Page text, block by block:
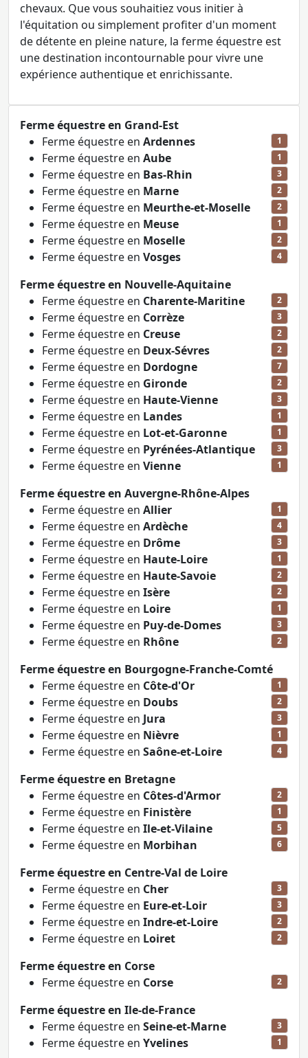
chevaux. Que vous souhaitiez vous initier à
l'équitation ou simplement profiter d'un moment
de détente en pleine nature, la ferme équestre est
une destination incontournable pour vivre une
expérience authentique et enrichissante.
Ferme équestre en Grand-Est
Ferme équestre en Ardennes 1
Ferme équestre en Aube 1
Ferme équestre en Bas-Rhin 3
Ferme équestre en Marne 2
Ferme équestre en Meurthe-et-Moselle 2
Ferme équestre en Meuse 1
Ferme équestre en Moselle 2
Ferme équestre en Vosges 4
Ferme équestre en Nouvelle-Aquitaine
Ferme équestre en Charente-Maritine 2
Ferme équestre en Corrèze 3
Ferme équestre en Creuse 2
Ferme équestre en Deux-Sévres 2
Ferme équestre en Dordogne 7
Ferme équestre en Gironde 2
Ferme équestre en Haute-Vienne 3
Ferme équestre en Landes 1
Ferme équestre en Lot-et-Garonne 1
Ferme équestre en Pyrénées-Atlantique 3
Ferme équestre en Vienne 1
Ferme équestre en Auvergne-Rhône-Alpes
Ferme équestre en Allier 1
Ferme équestre en Ardèche 4
Ferme équestre en Drôme 3
Ferme équestre en Haute-Loire 1
Ferme équestre en Haute-Savoie 2
Ferme équestre en Isère 2
Ferme équestre en Loire 1
Ferme équestre en Puy-de-Domes 3
Ferme équestre en Rhône 2
Ferme équestre en Bourgogne-Franche-Comté
Ferme équestre en Côte-d'Or 1
Ferme équestre en Doubs 2
Ferme équestre en Jura 3
Ferme équestre en Nièvre 1
Ferme équestre en Saône-et-Loire 4
Ferme équestre en Bretagne
Ferme équestre en Côtes-d'Armor 2
Ferme équestre en Finistère 1
Ferme équestre en Ile-et-Vilaine 5
Ferme équestre en Morbihan 6
Ferme équestre en Centre-Val de Loire
Ferme équestre en Cher 3
Ferme équestre en Eure-et-Loir 3
Ferme équestre en Indre-et-Loire 2
Ferme équestre en Loiret 2
Ferme équestre en Corse
Ferme équestre en Corse 2
Ferme équestre en Ile-de-France
Ferme équestre en Seine-et-Marne 3
Ferme équestre en Yvelines 1